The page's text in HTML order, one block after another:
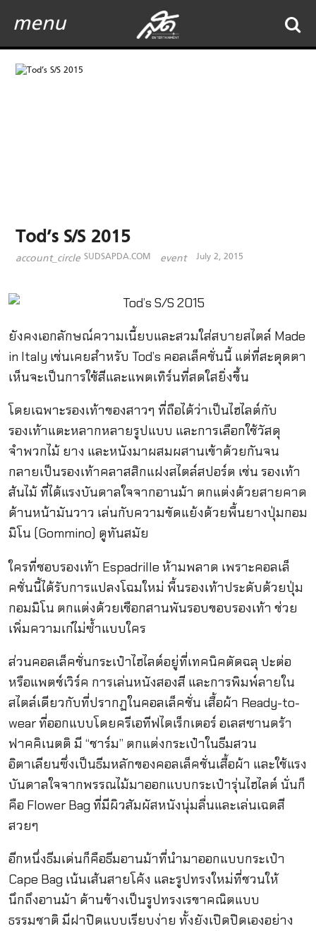
menu
Tod’s S/S 2015
account_circle SUDSAPDA.COM event July 2, 2015
ยังคงเอกลักษณ์ความเนี้ยบและสวมใส่สบายสไตล์ Made
in Italy เช่นเคยสำหรับ Tod’s คอลเล็คชั่นนี้ แต่ที่สะดุดตา
เห็นจะเป็นการใช้สีและแพตเทิร์นที่สดใสยิ่งขึ้น
โดยเฉพาะรองเท้าของสาวๆ ที่ถือได้ว่าเป็นไฮไลต์กับ
รองเท้าแตะหลากหลายรูปแบบ และการเลือกใช้วัสดุ
จำพวกไม้ ยาง และหนังมาผสมผสานเข้าด้วยกันจน
กลายเป็นรองเท้าคลาสสิกแฝงสไตล์สปอร์ต เช่น รองเท้า
ส้นไม้ ที่ได้แรงบันดาลใจจากอานม้า ตกแต่งด้วยสายคาด
ด้านหน้ามันวาว เล่นกับความขัดแย้งด้วยพื้นยางปุ่มกอม
มิโน (Gommino) ดูทันสมัย
ใครที่ชอบรองเท้า Espadrille ห้ามพลาด เพราะคอลเล็
คชั่นนี้ได้รับการแปลงโฉมใหม่ พื้นรองเท้าประดับด้วยปุ่ม
กอมมิโน ตกแต่งด้วยเชือกสานพันรอบขอบรองเท้า ช่วย
เพิ่มความเก๋ไม่ซ้ำแบบใคร
ส่วนคอลเล็คชั่นกระเป๋าไฮไลต์อยู่ที่เทคนิคตัดฉลุ ปะต่อ
หรือแพตช์เวิร์ค การเล่นหนังสองสี และการพิมพ์ลายใน
สไตล์เดียวกับที่ปรากฏในคอลเล็คชั่น เสื้อผ้า Ready-to-
wear ที่ออกแบบโดยครีเอทีฟไดเร็กเตอร์ อเลสซานดร้า
ฟาคคิเนตติ มี “ชาร์ม” ตกแต่งกระเป๋าในธีมสวน
อิตาเลียนซึ่งเป็นธีมหลักของคอลเล็คชั่นเสื้อผ้า และใช้แรง
บันดาลใจจากพรรณไม้มาออกแบบกระเป๋ารุ่นไฮไลต์ นั่นก็
คือ Flower Bag ที่มีผิวสัมผัสหนังนุ่มลื่นและเล่นเฉดสี
สวยๆ
อีกหนึ่งธีมเด่นก็คือธีมอานม้าที่นำมาออกแบบกระเป๋า
Cape Bag เน้นเส้นสายโค้ง และรูปทรงใหม่ที่ชวนให้
นึกถึงอานม้า ด้านข้างเป็นรูปทรงเรขาคณิตแบบ
ธรรมชาติ มีฝาปิดแบบเรียบง่าย ทั้งยังเปิดปิดเองอย่าง